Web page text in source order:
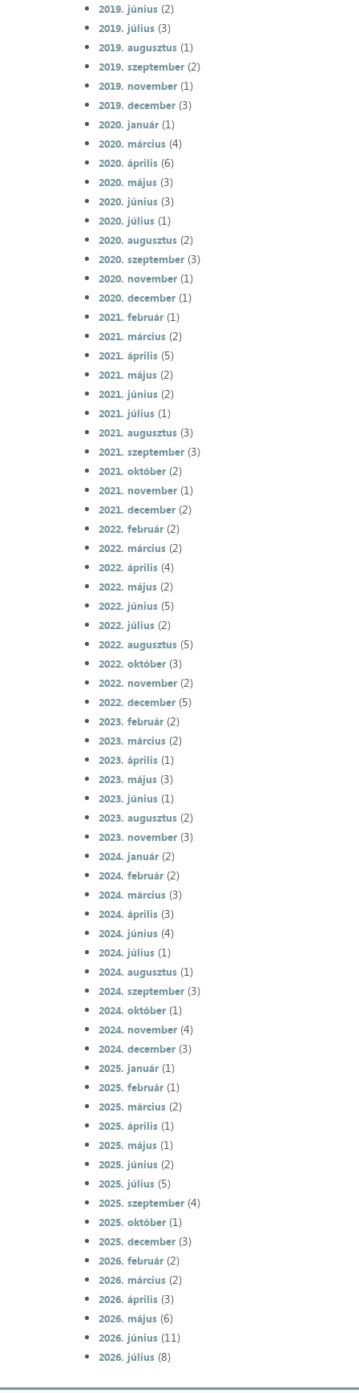
2019. június(2)
2019. július(3)
2019. augusztus(1)
2019. szeptember(2)
2019. november(1)
2019. december(3)
2020. január(1)
2020. március(4)
2020. április(6)
2020. május(3)
2020. június(3)
2020. július(1)
2020. augusztus(2)
2020. szeptember(3)
2020. november(1)
2020. december(1)
2021. február(1)
2021. március(2)
2021. április(5)
2021. május(2)
2021. június(2)
2021. július(1)
2021. augusztus(3)
2021. szeptember(3)
2021. október(2)
2021. november(1)
2021. december(2)
2022. február(2)
2022. március(2)
2022. április(4)
2022. május(2)
2022. június(5)
2022. július(2)
2022. augusztus(5)
2022. október(3)
2022. november(2)
2022. december(5)
2023. február(2)
2023. március(2)
2023. április(1)
2023. május(3)
2023. június(1)
2023. augusztus(2)
2023. november(3)
2024. január(2)
2024. február(2)
2024. március(3)
2024. április(3)
2024. június(4)
2024. július(1)
2024. augusztus(1)
2024. szeptember(3)
2024. október(1)
2024. november(4)
2024. december(3)
2025. január(1)
2025. február(1)
2025. március(2)
2025. április(1)
2025. május(1)
2025. június(2)
2025. július(5)
2025. szeptember(4)
2025. október(1)
2025. december(3)
2026. február(2)
2026. március(2)
2026. április(3)
2026. május(6)
2026. június(11)
2026. július(8)